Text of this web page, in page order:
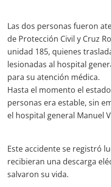
Las dos personas fueron
de Protección Civil y Cruz
unidad 185, quienes
lesionadas al hospital
para su atención médica.
Hasta el momento el
personas era estable, sin
el hospital general Manuel
Este accidente se registró
recibieran una descarga
salvaron su vida.